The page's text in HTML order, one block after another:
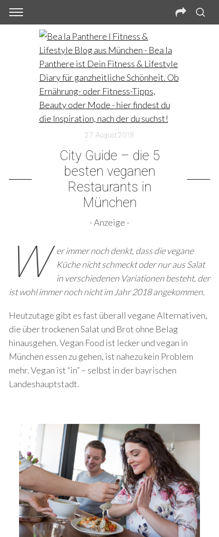
27. August 2018
City Guide – die 5
besten veganen
Restaurants in
München
- Anzeige -
W
er immer noch denkt, dass die vegane
Küche nicht schmeckt oder nur aus Salat
in verschiedenen Variationen besteht, der
ist wohl immer noch nicht im Jahr 2018 angekommen.
Heutzutage gibt es fast überall vegane Alternativen,
die über trockenen Salat und Brot ohne Belag
hinausgehen. Vegan Food ist lecker und vegan in
München essen zu gehen, ist nahezu kein Problem
mehr. Vegan ist “in” – selbst in der bayrischen
Landeshauptstadt.